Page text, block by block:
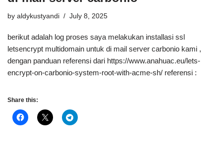
by aldykustyandi July 8, 2025
berikut adalah log proses saya melakukan installasi ssl
letsencrypt multidomain untuk di mail server carbonio kami ,
dengan panduan referensi dari https://www.anahuac.eu/lets-
encrypt-on-carbonio-system-root-with-acme-sh/ referensi :
Share this: